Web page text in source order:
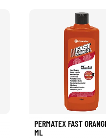
PERMATEX FAST
ML